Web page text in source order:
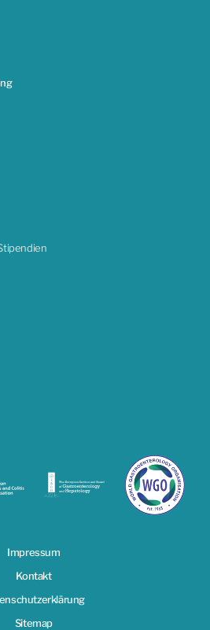
Impressum
Kontakt
Sitemap